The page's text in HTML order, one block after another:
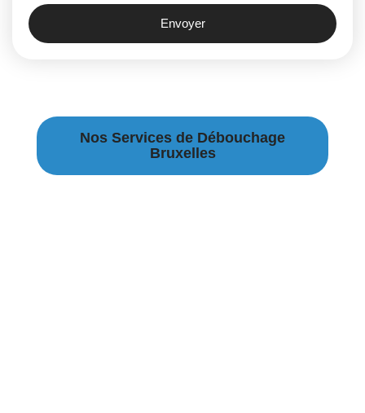
Envoyer
Nos Services de Débouchage
Bruxelles